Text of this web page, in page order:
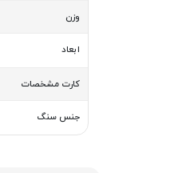
وزن
ابعاد
کارت مشخصات
جنس سنگ